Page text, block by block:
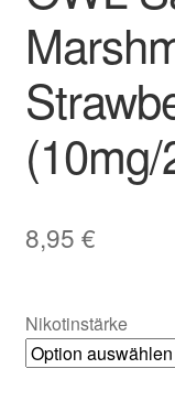
Aromen
Basen & Nikotin
Zubehör
Nikotintabelle
8,95 €
Nikotinstärke